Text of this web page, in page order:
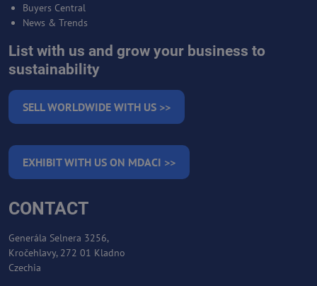
Buyers Central
News & Trends
List with us and grow your business to
sustainability
SELL WORLDWIDE WITH US >>
EXHIBIT WITH US ON MDACI >>
CONTACT
Generála Selnera 3256,
Kročehlavy, 272 01 Kladno
Czechia